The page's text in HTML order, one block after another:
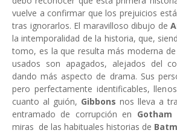
vuelve a confirmar que los prejuicios
tras ignorarlos. El maravilloso dibujo de
la intemporalidad de la historia, que,
tomo, es la que resulta más moderna
usados son apagados, alejados del
dando más aspecto de drama. Sus
pero perfectamente identificables,
cuanto al guión, Gibbons nos lleva a
entramado de corrupción en Gotham
miras de las habituales historias de